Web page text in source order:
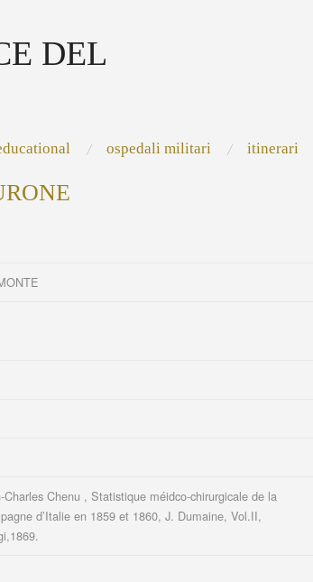
DEL
ospedali militari itinerari
Charles Chenu , Statistique méidco-chirurgicale de la
d’Italie en 1859 et 1860, J. Dumaine, Vol.II,